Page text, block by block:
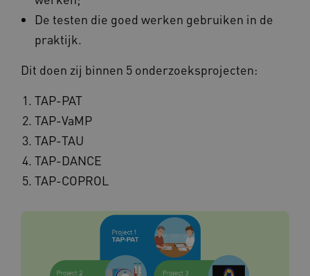
De testen die goed werken gebruiken in de
praktijk.
Dit doen zij binnen 5 onderzoeksprojecten:
TAP-PAT
TAP-VaMP
TAP-TAU
TAP-DANCE
TAP-COPROL